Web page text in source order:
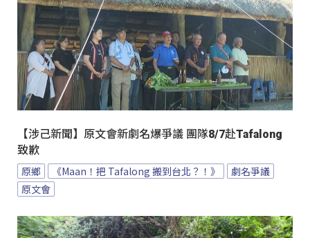
【涉己新聞】原文會新劇名爆爭議 團隊8/7赴Tafalong
致歉
原鄉 《Maan！把 Tafalong 搬到台北？！》
劇名爭議
原文會